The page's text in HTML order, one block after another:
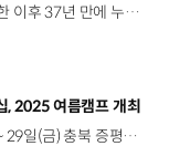
기아가 1988년 호주에 진출한 이후 37년 만에 누적 판매 100만 대를 달성했습니다. 호주 진출 30년이 되던 지난 2018년, 50만 대를 달성한 데 이어 불과 7년 만에 누적 판매 100만 대를 돌파하는 대기록을 세운 건데요. 이에 퀸즈랜드에 위치한 딜러사에서 기념식을 열고 타스만 듀얼 캡 모델을 구매한 100만 번째 고객에게 차량을 전달했습니다. 호주에서 역대 가장 많이 판매된 차종 1위는 쎄라토이며, 2위는 스포티지, 카니발이 4위를 기록했습니다. 기아는 경차 ‘피칸토’를 비롯해, 베스트 셀링 미니밴 ‘카니발’과 EV3, EV5 등 전동화 라인업, 그리고 지난 4월 처음 출시된 픽업트럭 ‘타스만’까지, 다양한 라인업으로 호주에서 브랜드 경쟁력을 강화하고 있습니다. 한편, 지난 2006년 법인 출범 당시 2.2%였던 기아의 호주시장 점유율은 올해 7월까지 누적 기준 6.9%를 기록해 3배 이상으로 성장했습니다.
, 2025 여름캠프 개최
벨포레 리조트 8월 27일(수)~ 29일(금) 충북 증평군 ‘2025 현대차 정몽구 스칼러십 여름캠프’ 개최 2011년부터 다양한 분야의 인재를 발굴, 지원한 스칼러십 프로그램 “항상 다른 사람을 배려하고, 옳은 일을 행하며, 최고를 향한 실패를 두려워하지 않는다” 정몽구 현대차그룹 명예회장의 인재 육성 철학을 계승 2025년 캠프 주제 ‘Originality: 나를 만나는 시간, 우리를 잇는 여정’ 글로벌, 미래산업, 문화예술 등 다양한 분야의 장학생 130여 명 참가 올해 캠프는 베트남, 인도네시아, 필리핀 등 세계 각국의 장학생이 함께하는 글로벌 캠프로 진행 자기 성찰, 소통, 도전을 통해 미래 리더로 성장하기 위한 다채로운 프로그램 前 스피드 스케이팅 국가대표 이상화 선수 ‘목표를 위한 도전’이라는 주제로 강연 자아성찰 워크숍, 성격유형별 팀 활동 등 공동체 속에서 성장하는 특별한 경험 “배움으로 성장하는 스칼러십의 특별한 여정은 계속됩니다”